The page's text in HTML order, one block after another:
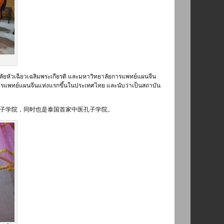
หัวเฉียวเฉลิมพระเกียรติ และมหาวิทยาลัยการแพทย์แผนจีน
พทย์แผนจีนแห่งแรกขึ้นในประเทศไทย และนับว่าเป็นสถาบัน
院，同时也是泰国首家中医孔子学院。